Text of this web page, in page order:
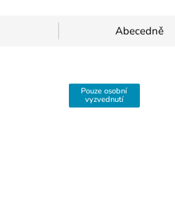
Abecedně
Pouze osobní
vyzvednutí